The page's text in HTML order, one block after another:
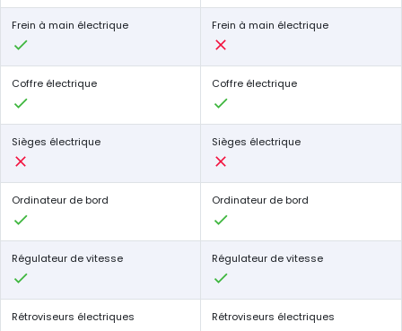
Frein à main électrique Frein à main électrique
Coffre électrique Coffre électrique
Sièges électrique Sièges électrique
Ordinateur de bord Ordinateur de bord
Régulateur de vitesse Régulateur de vitesse
Rétroviseurs électriques Rétroviseurs électriques